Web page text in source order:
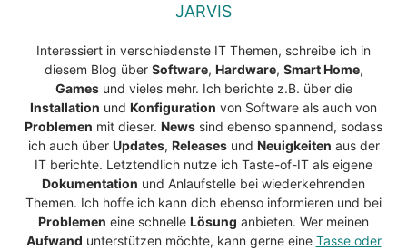
JARVIS
Interessiert in verschiedenste IT Themen, schreibe ich in
diesem Blog über Software, Hardware, Smart Home,
Gamesund vieles mehr. Ich berichte z.B. über die
Installation und Konfiguration von Software als auch von
Problemen mit dieser. News sind ebenso spannend, sodass
ich auch über Updates, Releasesund Neuigkeiten aus der
IT berichte. Letztendlich nutze ich Taste-of-IT als eigene
Dokumentation und Anlaufstelle bei wiederkehrenden
Themen. Ich hoffe ich kann dich ebenso informieren und bei
Problemen eine schnelle Lösung anbieten. Wer meinen
Aufwand unterstützen möchte, kann gerne eine Tasse oder